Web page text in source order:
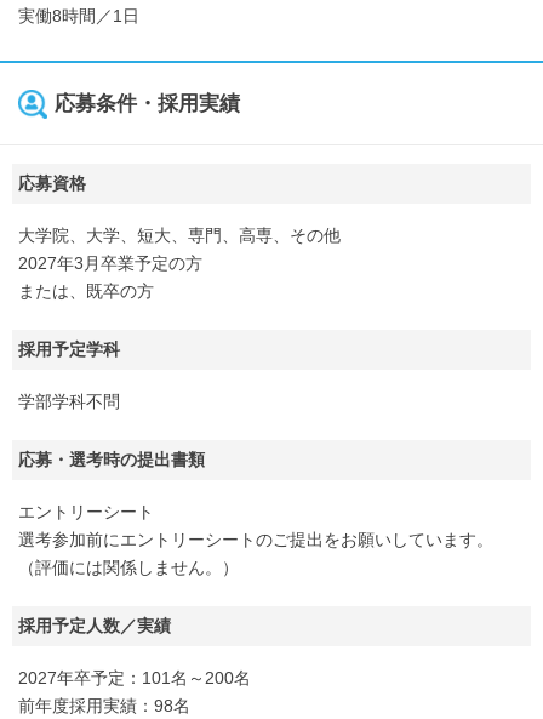
実働8時間／1日
応募条件・採用実績
応募資格
大学院、大学、短大、専門、高専、その他
2027年3月卒業予定の方
または、既卒の方
採用予定学科
学部学科不問
応募・選考時の提出書類
エントリーシート
選考参加前にエントリーシートのご提出をお願いしています。
（評価には関係しません。）
採用予定人数／実績
2027年卒予定：101名～200名
前年度採用実績：98名